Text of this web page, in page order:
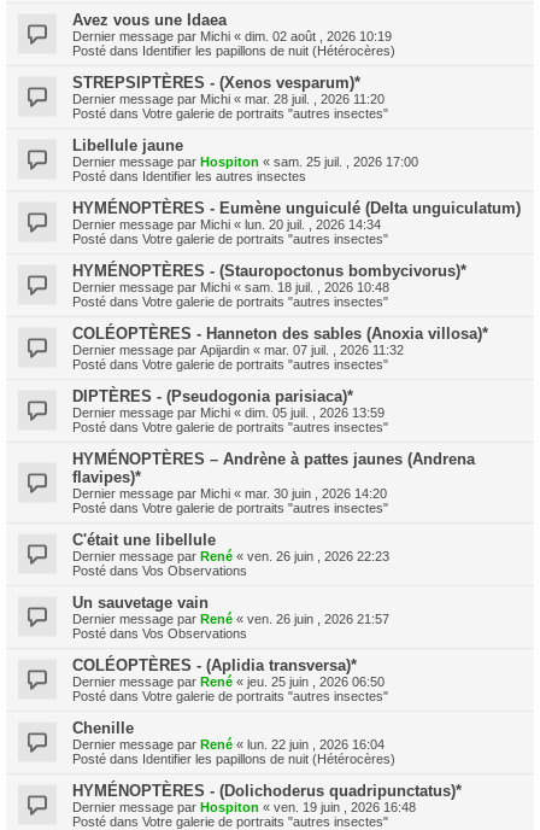
Avez vous une Idaea
Dernier message par Michi « dim. 02 août , 2026 10:19
Posté dans Identifier les papillons de nuit (Hétérocères)
STREPSIPTÈRES - (Xenos vesparum)*
Dernier message par Michi « mar. 28 juil. , 2026 11:20
Posté dans Votre galerie de portraits "autres insectes"
Libellule jaune
Dernier message par Hospiton « sam. 25 juil. , 2026 17:00
Posté dans Identifier les autres insectes
HYMÉNOPTÈRES - Eumène unguiculé (Delta unguiculatum)
Dernier message par Michi « lun. 20 juil. , 2026 14:34
Posté dans Votre galerie de portraits "autres insectes"
HYMÉNOPTÈRES - (Stauropoctonus bombycivorus)*
Dernier message par Michi « sam. 18 juil. , 2026 10:48
Posté dans Votre galerie de portraits "autres insectes"
COLÉOPTÈRES - Hanneton des sables (Anoxia villosa)*
Dernier message par Apijardin « mar. 07 juil. , 2026 11:32
Posté dans Votre galerie de portraits "autres insectes"
DIPTÈRES - (Pseudogonia parisiaca)*
Dernier message par Michi « dim. 05 juil. , 2026 13:59
Posté dans Votre galerie de portraits "autres insectes"
HYMÉNOPTÈRES – Andrène à pattes jaunes (Andrena
flavipes)*
Dernier message par Michi « mar. 30 juin , 2026 14:20
Posté dans Votre galerie de portraits "autres insectes"
C'était une libellule
Dernier message par René « ven. 26 juin , 2026 22:23
Posté dans Vos Observations
Un sauvetage vain
Dernier message par René « ven. 26 juin , 2026 21:57
Posté dans Vos Observations
COLÉOPTÈRES - (Aplidia transversa)*
Dernier message par René « jeu. 25 juin , 2026 06:50
Posté dans Votre galerie de portraits "autres insectes"
Chenille
Dernier message par René « lun. 22 juin , 2026 16:04
Posté dans Identifier les papillons de nuit (Hétérocères)
HYMÉNOPTÈRES - (Dolichoderus quadripunctatus)*
Dernier message par Hospiton « ven. 19 juin , 2026 16:48
Posté dans Votre galerie de portraits "autres insectes"